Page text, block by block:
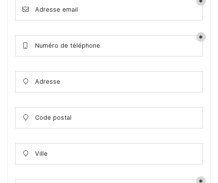
 Adresse email
Numéro de téléphone
 Adresse
 Code postal
 Ville